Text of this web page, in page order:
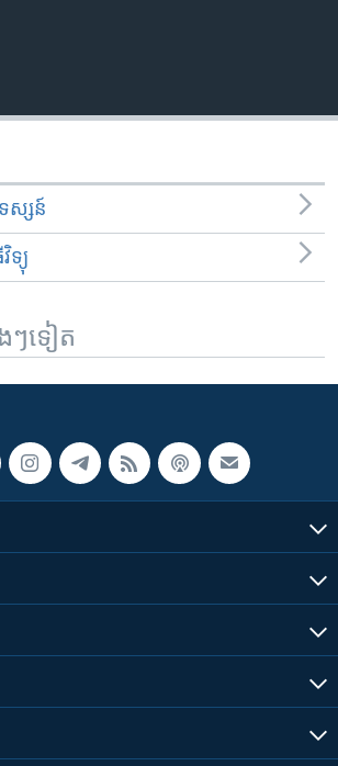
ស្សន៍
ទ្យុ
ងៗទៀត